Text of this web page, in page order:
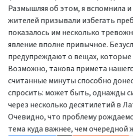
Размышляя об этом, я вспомнила
жителей призывали избегать
показалось им несколько
явление вполне привычное.
предупреждают о вещах,
Возможно, такова примета
считанные минуты способно
спросить: может быть, однажды
через несколько десятилетий в
Очевидно, что проблему
тема куда важнее, чем очередной